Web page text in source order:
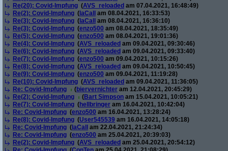
Re(20): Covid-Impfung (AVS_reloaded am 07.04.2021, 16:48:49)
Re(2): Covid-Impfung ( laCall
am 08.04.2021, 16:33:53)
Re(3): Covid-Impfung ( laCall
am 08.04.2021, 16:36:10)
Re(3): Covid-Impfung (enzo500 am 08.04.2021, 18:35:49)
Re(5): Covid-Impfung (enzo500 am 08.04.2021, 19:01:36)
Re(4): Covid-Impfung (AVS_reloaded am 09.04.2021, 09:30:46)
Re(6): Covid-Impfung (AVS_reloaded am 09.04.2021, 09:33:40)
Re(7): Covid-Impfung (enzo500 am 09.04.2021, 10:15:26)
Re(8): Covid-Impfung (AVS_reloaded am 09.04.2021, 10:50:45)
Re(9): Covid-Impfung (enzo500 am 09.04.2021, 11:19:28)
Re(10): Covid-Impfung (AVS_reloaded am 09.04.2021, 11:36:05)
Re: Covid-Impfung
(biervernichter am 12.04.2021, 20:45:29)
Re(2): Covid-Impfung
(Bart Simpson am 15.04.2021, 10:05:21)
Re(7): Covid-Impfung (hellbringer am 16.04.2021, 10:42:04)
Re: Covid-Impfung (enzo500 am 16.04.2021, 13:28:24)
Re(8): Covid-Impfung (User545539 am 16.04.2021, 14:05:18)
Re: Covid-Impfung ( laCall
am 22.04.2021, 21:24:34)
Re: Covid-Impfung (enzo500 am 25.04.2021, 20:39:03)
Re(2): Covid-Impfung (AVS_reloaded am 25.04.2021, 20:54:12)